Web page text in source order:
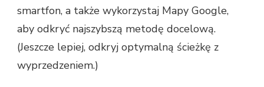
smartfon, a także wykorzystaj Mapy Google,
aby odkryć najszybszą metodę docelową.
(Jeszcze lepiej, odkryj optymalną ścieżkę z
wyprzedzeniem.)